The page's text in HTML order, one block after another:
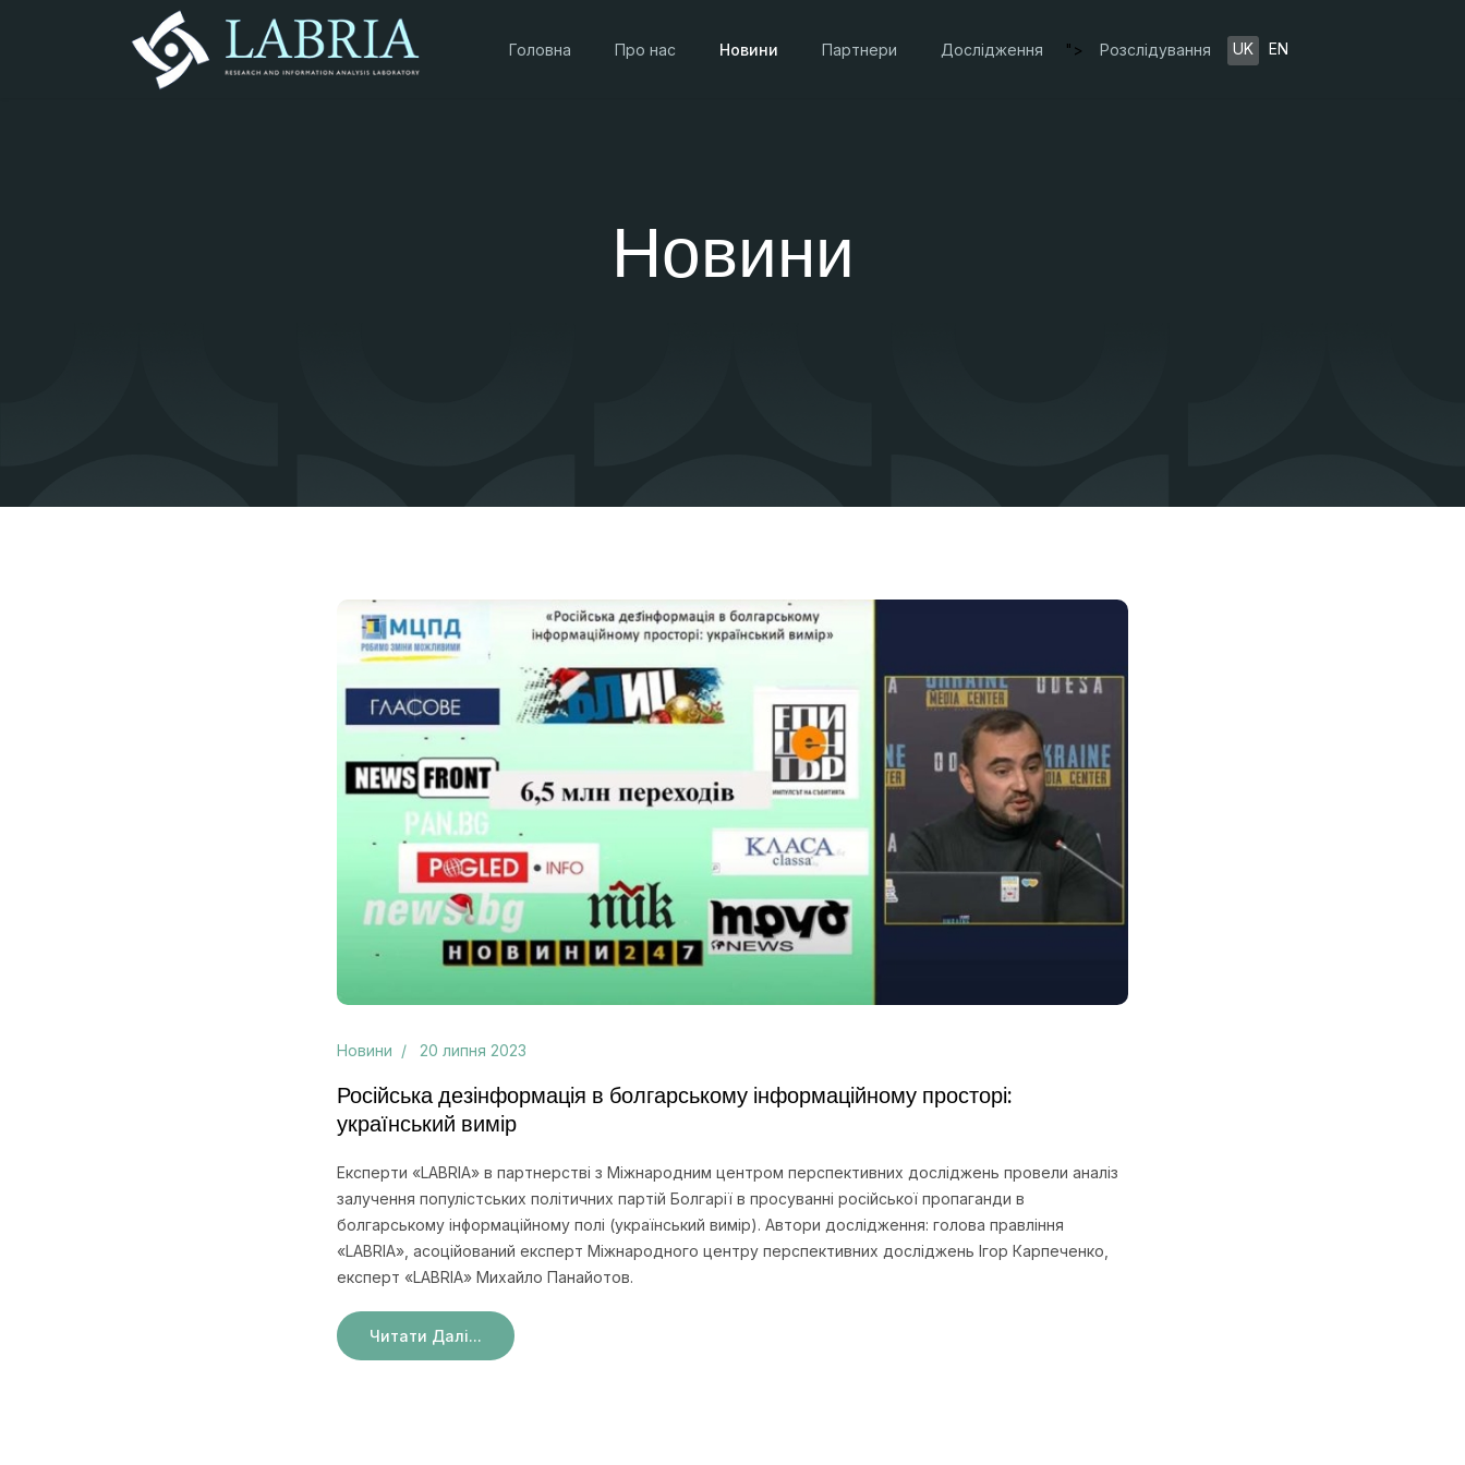
Головна Про нас Новини Партнери Дослідження "> Розслідування UK EN
Новини
Російська дезінформація в болгарському інформаційному просторі:
український вимір
Новини 20 липня 2023
Експерти «LABRIA» в партнерстві з Міжнародним центром перспективних досліджень провели аналіз
залучення популістських політичних партій Болгарії в просуванні російської пропаганди в
болгарському інформаційному полі (український вимір). Автори дослідження: голова правління
«LABRIA», асоційований експерт Міжнародного центру перспективних досліджень Ігор Карпеченко,
експерт «LABRIA» Михайло Панайотов.
Читати Далі...